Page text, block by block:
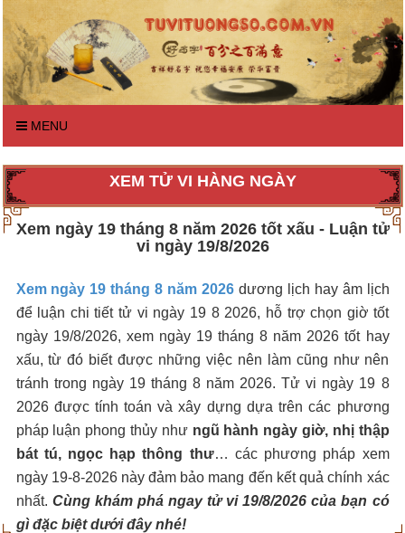
MENU
XEM TỬ VI HÀNG NGÀY
Xem ngày 19 tháng 8 năm 2026 tốt xấu - Luận tử
vi ngày 19/8/2026
Xem ngày 19 tháng 8 năm 2026dương lịch hay âm lịch
để luận chi tiết tử vi ngày 19 8 2026, hỗ trợ chọn giờ tốt
ngày 19/8/2026, xem ngày 19 tháng 8 năm 2026 tốt hay
xấu, từ đó biết được những việc nên làm cũng như nên
tránh trong ngày 19 tháng 8 năm 2026. Tử vi ngày 19 8
2026 được tính toán và xây dựng dựa trên các phương
pháp luận phong thủy như ngũ hành ngày giờ, nhị thập
bát tú, ngọc hạp thông thư… các phương pháp xem
ngày 19-8-2026 này đảm bảo mang đến kết quả chính xác
nhất. Cùng khám phá ngay tử vi 19/8/2026 của bạn có
gì đặc biệt dưới đây nhé!